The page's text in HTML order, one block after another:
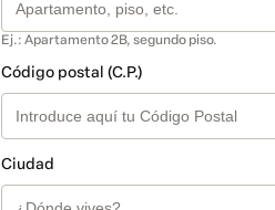
Ej.: Apartamento 2B, segundo piso.
Código postal (C.P.)
Ciudad